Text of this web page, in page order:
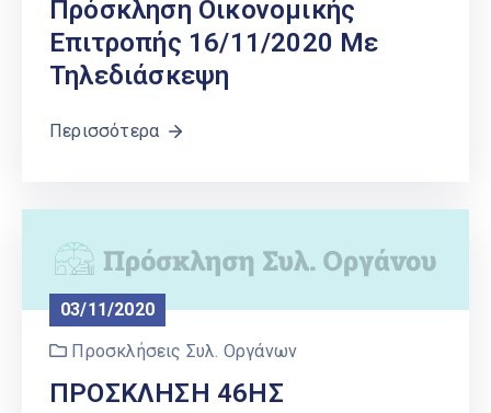
Πρόσκληση Οικονομικής
Επιτροπής 16/11/2020 Με
Τηλεδιάσκεψη
Περισσότερα
03/11/2020
Προσκλήσεις Συλ. Οργάνων
ΠΡΟΣΚΛΗΣΗ 46ΗΣ